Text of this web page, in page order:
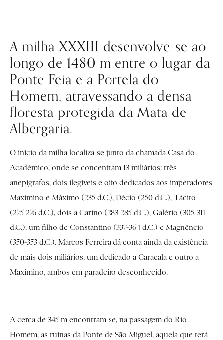
A milha XXXIII desenvolve-se ao
longo de 1480 m entre o lugar da
Ponte Feia e a Portela do
Homem, atravessando a densa
floresta protegida da Mata de
Albergaria.
O início da milha localiza-se junto da chamada Casa do
Académico, onde se concentram 13 miliários: três
anepígrafos, dois ilegíveis e oito dedicados aos imperadores
Maximino e Máximo (235 d.C.), Décio (250 d.C.), Tácito
(275-276 d.C.), dois a Carino (283-285 d.C.), Galério (305-311
d.C.), um filho de Constantino (337-364 d.C.) e Magnêncio
(350-353 d.C.). Marcos Ferreira dá conta ainda da existência
de mais dois miliários, um dedicado a Caracala e outro a
Maximino, ambos em paradeiro desconhecido.
A cerca de 345 m encontram-se, na passagem do Rio
Homem, as ruínas da Ponte de São Miguel, aquela que terá